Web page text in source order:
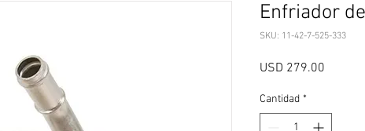
Enfriador
SKU: 11-42-7-525-333
USD 279.00
Cantidad *